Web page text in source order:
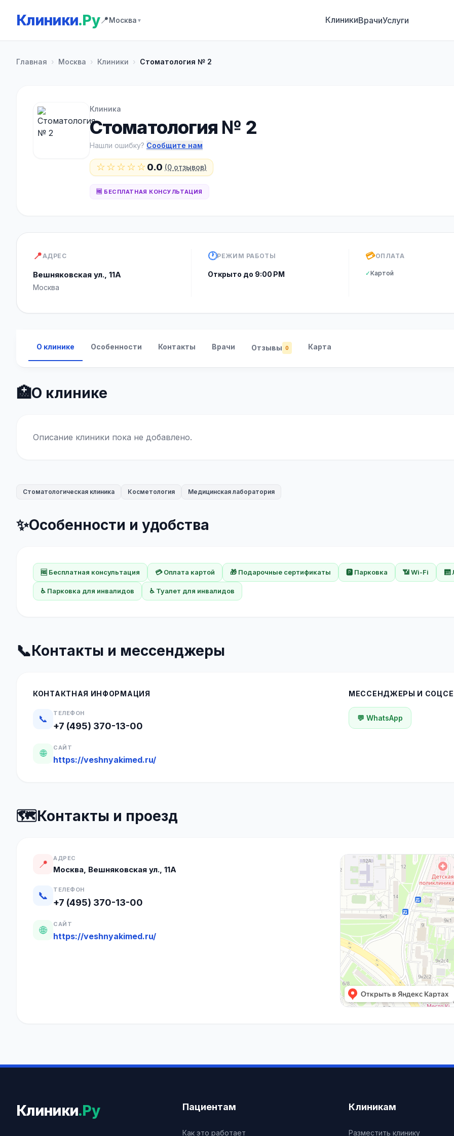
Клиники.Ру📍Москва ▼ КлиникиВрачиУслуги
Главная › Москва › Клиники › Стоматология № 2
Клиника
Стоматология № 2
Нашли ошибку? Сообщите нам
☆☆☆☆☆0.0 (0 отзывов)
🆓 БЕСПЛАТНАЯ КОНСУЛЬТАЦИЯ
📍АДРЕС
Вешняковская ул., 11А
Москва
🕐РЕЖИМ РАБОТЫ
Открыто до 9:00 PM
💳ОПЛАТА
✓Картой
О клинике Особенности Контакты Врачи Отзывы 0 Карта
🏥О клинике
Описание клиники пока не добавлено.
Стоматологическая клиника Косметология Медицинская лаборатория
✨Особенности и удобства
🆓 Бесплатная консультация 💳 Оплата картой 🎁 Подарочные сертификаты 🅿️ Парковка 📶 Wi-Fi 🛗
♿ Парковка для инвалидов ♿ Туалет для инвалидов
📞Контакты и мессенджеры
КОНТАКТНАЯ ИНФОРМАЦИЯ
📞
ТЕЛЕФОН
+7 (495) 370-13-00
🌐
САЙТ
https://veshnyakimed.ru/
МЕССЕНДЖЕРЫ И
💬 WhatsApp
🗺️Контакты и проезд
📍 АДРЕС
Москва, Вешняковская ул., 11А
📞 ТЕЛЕФОН
+7 (495) 370-13-00
🌐 САЙТ
https://veshnyakimed.ru/
Клиники.Ру Пациентам
Как это работает
Клиникам
Разместить клинику